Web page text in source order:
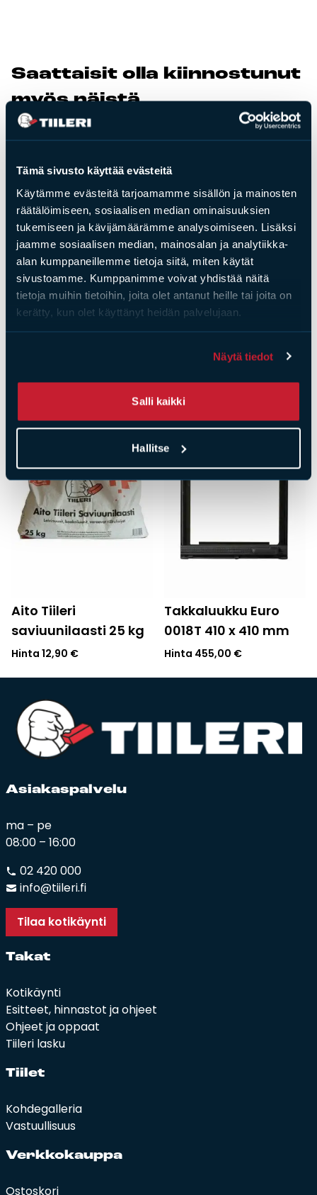
Tämä sivusto käyttää evästeitä
Käytämme evästeitä tarjoamamme sisällön ja mainosten
räätälöimiseen, sosiaalisen median ominaisuuksien
tukemiseen ja kävijämäärämme analysoimiseen. Lisäksi
jaamme sosiaalisen median, mainosalan ja analytiikka-
alan kumppaneillemme tietoja siitä, miten käytät
sivustoamme. Kumppanimme voivat yhdistää näitä
tietoja muihin tietoihin, joita olet antanut heille tai joita on
kerätty, kun olet käyttänyt heidän palvelujaan.
Näytä tiedot
Salli kaikki
Hallitse
Outlet
Käyttöehdot
Peruuta verkkokauppatilauksesi
Saat­tai­sit ol­la kiin­nos­tu­nut
myös näis­tä
Tulisijatarvikkeet
Hinta659,00€
Laastit
1,5mm 20 kg
Hinta48,00€
Aito Tiileri
saviuunilaasti 25 kg
Hinta 12,90 €
Takkaluukku Euro
0018T 410 x 410 mm
Hinta 455,00 €
Asia­kas­pal­ve­lu
ma – pe
08:00 – 16:00
02 420 000
info@tiileri.fi
Tilaa kotikäynti
Ta­kat
Kotikäynti
Esitteet, hinnastot ja ohjeet
Ohjeet ja oppaat
Tiileri lasku
Tii­let
Kohdegalleria
Vastuullisuus
Verk­ko­kaup­pa
Ostoskori